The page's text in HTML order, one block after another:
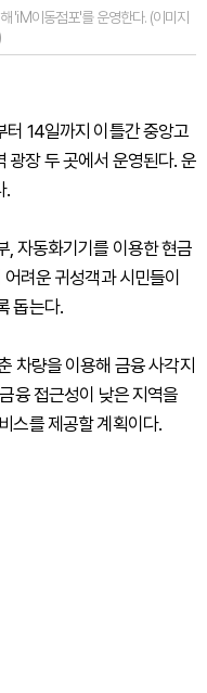
'iM이동점포'를 운영한다. (이미지
터 14일까지 이틀간 중앙고
광장 두 곳에서 운영된다. 운
.
, 자동화기기를 이용한 현금
려운 귀성객과 시민들이
돕는다.
차량을 이용해 금융 사각지
융 접근성이 낮은 지역을
스를 제공할 계획이다.